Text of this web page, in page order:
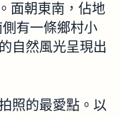
面朝東南，佔地
有一條鄉村小
自然風光呈現出
照的最愛點。以